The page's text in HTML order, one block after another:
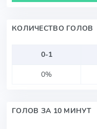
КОЛИЧЕСТВО ГОЛОВ
0-1
0%
ГОЛОВ ЗА 10 МИНУТ